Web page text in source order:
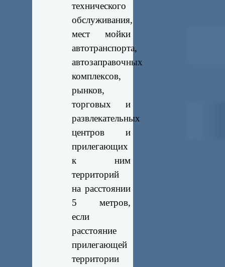
технического
обслуживания,
мест мойки
автотранспорта,
автозаправочных
комплексов,
рынков,
торговых и
развлекательных
центров и
прилегающих
к ним
территорий
на расстоянии
5 метров,
если
расстояние
прилегающей
территории